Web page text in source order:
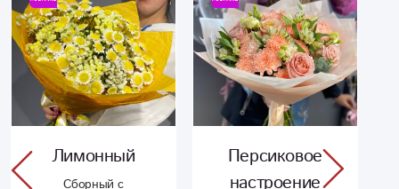
Лимонный
Сборный с
Персиковое
настроение